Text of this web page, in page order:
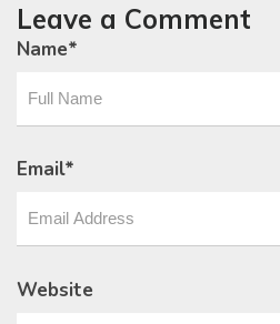
Leave a Comment
Name*
Email*
Website